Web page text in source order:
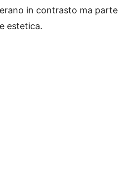
in contrasto ma parte
estetica.